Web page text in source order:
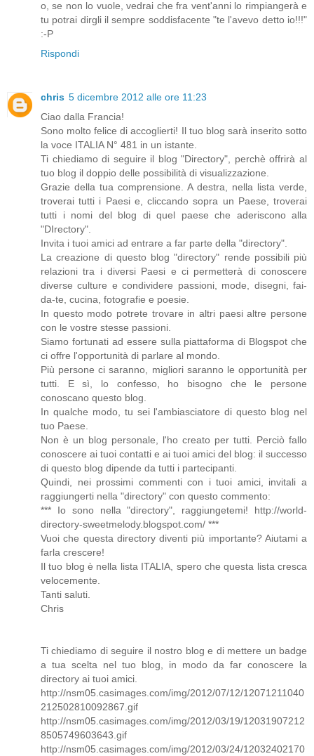
o, se non lo vuole, vedrai che fra vent'anni lo rimpiangerà e
tu potrai dirgli il sempre soddisfacente "te l'avevo detto io!!!"
:-P
Rispondi
chris 5 dicembre 2012 alle ore 11:23
Ciao dalla Francia!
Sono molto felice di accoglierti! Il tuo blog sarà inserito sotto
la voce ITALIA N° 481 in un istante.
Ti chiediamo di seguire il blog "Directory", perchè offrirà al
tuo blog il doppio delle possibilità di visualizzazione.
Grazie della tua comprensione. A destra, nella lista verde,
troverai tutti i Paesi e, cliccando sopra un Paese, troverai
tutti i nomi del blog di quel paese che aderiscono alla
"DIrectory".
Invita i tuoi amici ad entrare a far parte della "directory".
La creazione di questo blog "directory" rende possibili più
relazioni tra i diversi Paesi e ci permetterà di conoscere
diverse culture e condividere passioni, mode, disegni, fai-
da-te, cucina, fotografie e poesie.
In questo modo potrete trovare in altri paesi altre persone
con le vostre stesse passioni.
Siamo fortunati ad essere sulla piattaforma di Blogspot che
ci offre l'opportunità di parlare al mondo.
Più persone ci saranno, migliori saranno le opportunità per
tutti. E sì, lo confesso, ho bisogno che le persone
conoscano questo blog.
In qualche modo, tu sei l'ambiasciatore di questo blog nel
tuo Paese.
Non è un blog personale, l'ho creato per tutti. Perciò fallo
conoscere ai tuoi contatti e ai tuoi amici del blog: il successo
di questo blog dipende da tutti i partecipanti.
Quindi, nei prossimi commenti con i tuoi amici, invitali a
raggiungerti nella "directory" con questo commento:
*** Io sono nella "directory", raggiungetemi! http://world-
directory-sweetmelody.blogspot.com/ ***
Vuoi che questa directory diventi più importante? Aiutami a
farla crescere!
Il tuo blog è nella lista ITALIA, spero che questa lista cresca
velocemente.
Tanti saluti.
Chris
Ti chiediamo di seguire il nostro blog e di mettere un badge
a tua scelta nel tuo blog, in modo da far conoscere la
directory ai tuoi amici.
http://nsm05.casimages.com/img/2012/07/12/12071211040
212502810092867.gif
http://nsm05.casimages.com/img/2012/03/19/12031907212
8505749603643.gif
http://nsm05.casimages.com/img/2012/03/24/12032402170